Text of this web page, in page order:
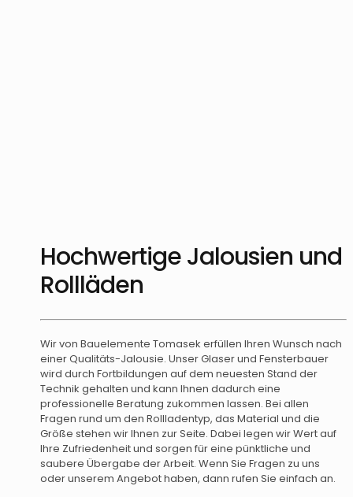
Hochwertige Jalousien und
Rollläden
Wir von Bauelemente Tomasek erfüllen Ihren Wunsch nach
einer Qualitäts-Jalousie. Unser Glaser und Fensterbauer
wird durch Fortbildungen auf dem neuesten Stand der
Technik gehalten und kann Ihnen dadurch eine
professionelle Beratung zukommen lassen. Bei allen
Fragen rund um den Rollladentyp, das Material und die
Größe stehen wir Ihnen zur Seite. Dabei legen wir Wert auf
Ihre Zufriedenheit und sorgen für eine pünktliche und
saubere Übergabe der Arbeit. Wenn Sie Fragen zu uns
oder unserem Angebot haben, dann rufen Sie einfach an.